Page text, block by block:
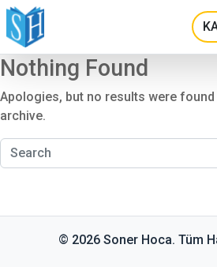
Nothing Found
Apologies, but no results were
archive.
© 2026 Soner Hoca. Tüm